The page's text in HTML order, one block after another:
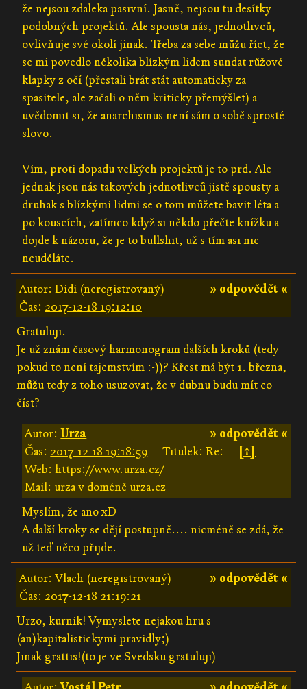
že nejsou zdaleka pasivní. Jasně, nejsou tu desítky
podobných projektů. Ale spousta nás, jednotlivců,
ovlivňuje své okolí jinak. Třeba za sebe můžu říct, že
se mi povedlo několika blízkým lidem sundat růžové
klapky z očí (přestali brát stát automaticky za
spasitele, ale začali o něm kriticky přemýšlet) a
uvědomit si, že anarchismus není sám o sobě sprosté
slovo.
Vím, proti dopadu velkých projektů je to prd. Ale
jednak jsou nás takových jednotlivců jistě spousty a
druhak s blízkými lidmi se o tom můžete bavit léta a
po kouscích, zatímco když si někdo přečte knížku a
dojde k názoru, že je to bullshit, už s tím asi nic
neuděláte.
» odpovědět «
Autor: Didi (neregistrovaný)
Čas: 2017-12-18 19:12:10
Gratuluji.
Je už znám časový harmonogram dalších kroků (tedy
pokud to není tajemstvím :-))? Křest má být 1. března,
můžu tedy z toho usuzovat, že v dubnu budu mít co
číst?
» odpovědět «
Autor:Urza
Čas: 2017-12-18 19:18:59 Titulek: Re:
[↑]
Web:https://www.urza.cz/
Mail: urza v doméně urza.cz
Myslím, že ano xD
A další kroky se dějí postupně.... nicméně se zdá, že
už teď něco přijde.
» odpovědět «
Autor: Vlach (neregistrovaný)
Čas: 2017-12-18 21:19:21
Urzo, kurnik! Vymyslete nejakou hru s
(an)kapitalistickymi pravidly;)
Jinak grattis!(to je ve Svedsku gratuluji)